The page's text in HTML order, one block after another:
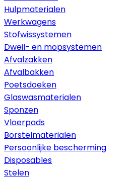
Hulpmaterialen
Werkwagens
Stofwissystemen
Dweil- en mopsystemen
Afvalzakken
Afvalbakken
Poetsdoeken
Glaswasmaterialen
Sponzen
Vloerpads
Borstelmaterialen
Persoonlijke bescherming
Disposables
Stelen